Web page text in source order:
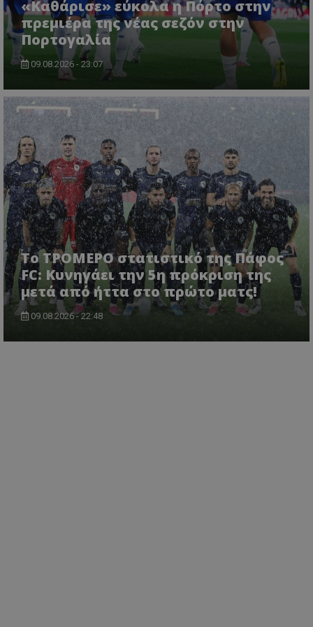
«Καθάρισε» εύκολα η Πόρτο στην
πρεμιέρα της νέας σεζόν στην
Πορτογαλία
09.08.2026 - 23:07
Το ΤΡΟΜΕΡΟ στατιστικό της Πάφος
FC: Κυνηγάει την 5η πρόκριση της
μετά από ήττα στο πρώτο ματς!
09.08.2026 - 22:48